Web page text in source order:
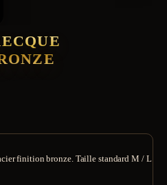
finition bronze. Taille standard M / L